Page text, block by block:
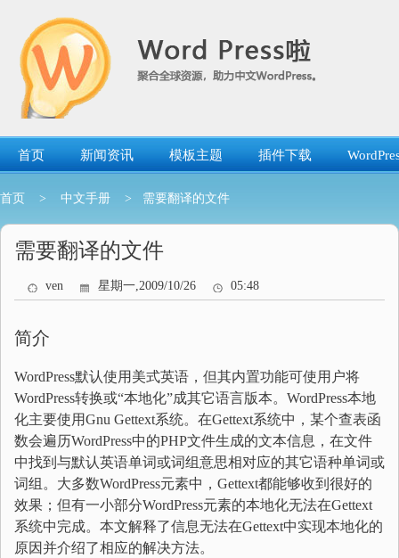
首页 新闻资讯 模板主题 插件下载
首页 > 中文手册 > 需要翻译的文件
需要翻译的文件
ven 星期一,2009/10/26 05:48
简介
WordPress默认使用美式英语，但其内置功能可使用户将
WordPress转换或“本地化”成其它语言版本。WordPress本地
化主要使用Gnu Gettext系统。在Gettext系统中，某个查表函
数会遍历WordPress中的PHP文件生成的文本信息，在文件
中找到与默认英语单词或词组意思相对应的其它语种单词或
词组。大多数WordPress元素中，Gettext都能够收到很好的
效果；但有一小部分WordPress元素的本地化无法在Gettext
系统中完成。本文解释了信息无法在Gettext中实现本地化的
原因并介绍了相应的解决方法。